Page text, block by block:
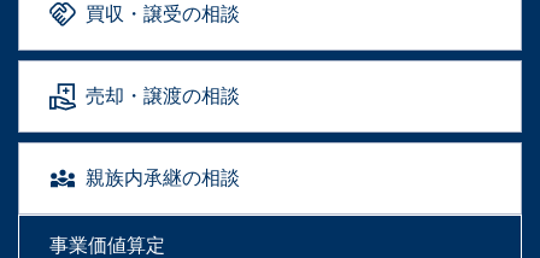
買収・譲受の相談
売却・譲渡の相談
親族内承継の相談
事業価値算定